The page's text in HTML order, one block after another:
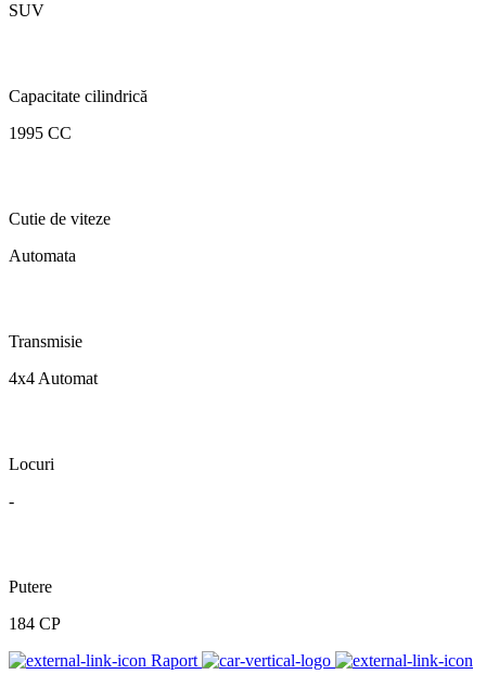
SUV
Capacitate cilindrică
1995 CC
Cutie de viteze
Automata
Transmisie
4x4 Automat
Locuri
-
Putere
184 CP
Raport